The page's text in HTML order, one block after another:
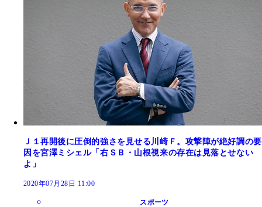
Ｊ１再開後に圧倒的強さを見せる川崎Ｆ。攻撃陣が絶好調の要
因を宮澤ミシェル「右ＳＢ・山根視来の存在は見落とせない
よ」
2020年07月28日 11:00
スポーツ